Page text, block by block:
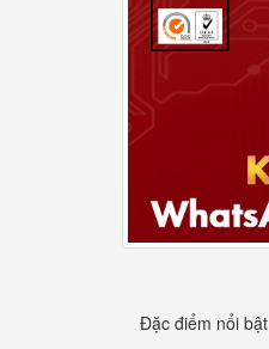
Đặc điểm nổi bật